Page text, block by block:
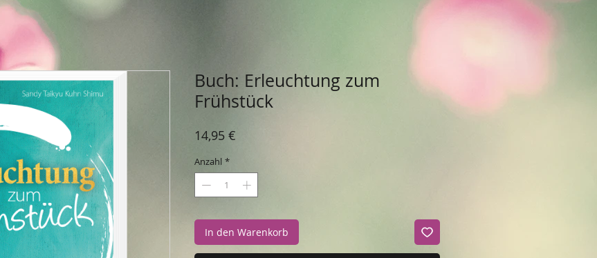
Buch: Erleuchtung zum
Frühstück
14,95 €
Anzahl *
In den Warenkorb